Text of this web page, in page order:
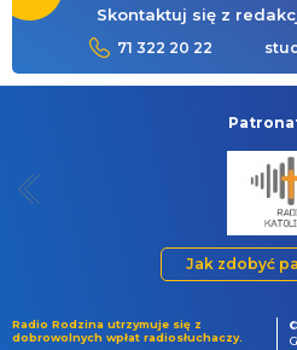
Skontaktuj się z
71 322 20 22
Jak zdobyć
Radio Rodzina utrzymuje się z
dobrowolnych wpłat radiosłuchaczy.